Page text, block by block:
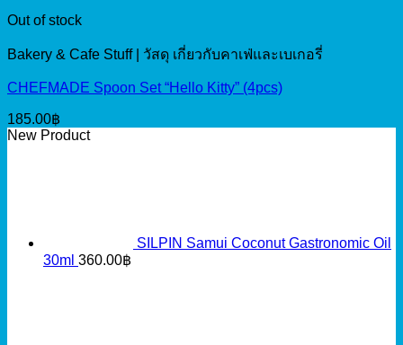
Out of stock
Bakery & Cafe Stuff | วัสดุ เกี่ยวกับคาเฟ่และเบเกอรี่
CHEFMADE Spoon Set “Hello Kitty” (4pcs)
185.00฿
New Product
SILPIN Samui Coconut Gastronomic Oil
30ml 360.00฿